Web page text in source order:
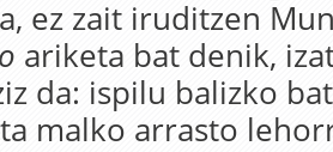
ez zait iruditzen
ariketa bat denik,
da: ispilu balizko
malko arrasto